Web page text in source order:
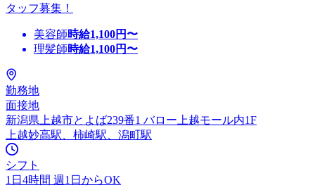
タッフ募集！
美容師時給1,100円〜
理髪師時給1,100円〜
勤務地
面接地
新潟県上越市とよば239番1 バロー上越モール内1F
上越妙高駅、柿崎駅、潟町駅
シフト
1日4時間 週1日からOK